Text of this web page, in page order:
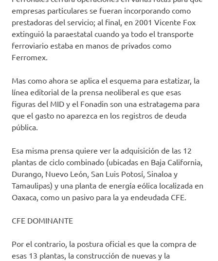
empresas particulares se fueran incorporando como
prestadoras del servicio; al final, en 2001 Vicente Fox
extinguió la paraestatal cuando ya todo el transporte
ferroviario estaba en manos de privados como
Ferromex.
Mas como ahora se aplica el esquema para estatizar, la
línea editorial de la prensa neoliberal es que esas
figuras del MID y el Fonadin son una estratagema para
que el gasto no aparezca en los registros de deuda
pública.
Esa misma prensa quiere ver la adquisición de las 12
plantas de ciclo combinado (ubicadas en Baja California,
Durango, Nuevo León, San Luis Potosí, Sinaloa y
Tamaulipas) y una planta de energía eólica localizada en
Oaxaca, como un pasivo para la ya endeudada CFE.
CFE DOMINANTE
Por el contrario, la postura oficial es que la compra de
esas 13 plantas, la construcción de nuevas y la